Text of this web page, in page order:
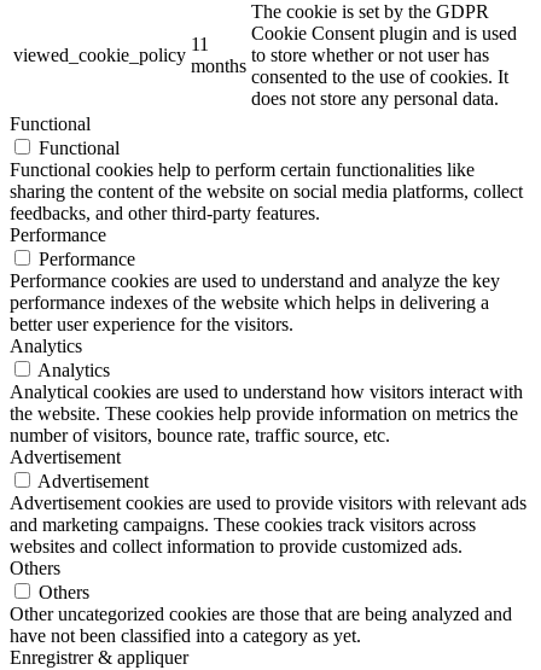
viewed_cookie_policy
11
months
The cookie is set by the GDPR
Cookie Consent plugin and is used
to store whether or not user has
consented to the use of cookies. It
does not store any personal data.
Functional
Functional
Functional cookies help to perform certain functionalities like
sharing the content of the website on social media platforms, collect
feedbacks, and other third-party features.
Performance
Performance
Performance cookies are used to understand and analyze the key
performance indexes of the website which helps in delivering a
better user experience for the visitors.
Analytics
Analytics
Analytical cookies are used to understand how visitors interact with
the website. These cookies help provide information on metrics the
number of visitors, bounce rate, traffic source, etc.
Advertisement
Advertisement
Advertisement cookies are used to provide visitors with relevant ads
and marketing campaigns. These cookies track visitors across
websites and collect information to provide customized ads.
Others
Others
Other uncategorized cookies are those that are being analyzed and
have not been classified into a category as yet.
Enregistrer & appliquer